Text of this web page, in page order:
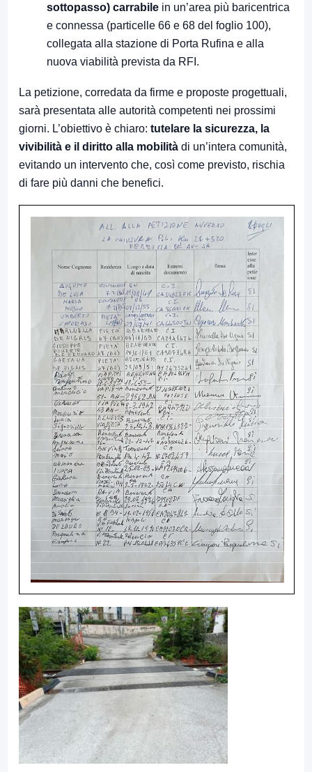
sottopasso) carrabile in un’area più baricentrica
e connessa (particelle 66 e 68 del foglio 100),
collegata alla stazione di Porta Rufina e alla
nuova viabilità prevista da RFI.
La petizione, corredata da firme e proposte progettuali,
sarà presentata alle autorità competenti nei prossimi
giorni. L’obiettivo è chiaro: tutelare la sicurezza, la
vivibilità e il diritto alla mobilità di un’intera comunità,
evitando un intervento che, così come previsto, rischia
di fare più danni che benefici.